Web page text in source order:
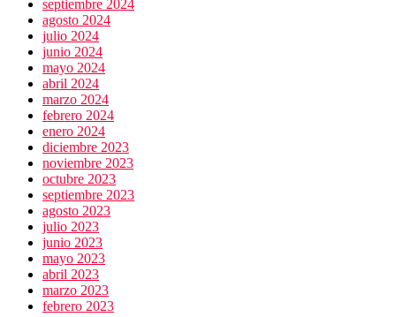
septiembre 2024
agosto 2024
julio 2024
junio 2024
mayo 2024
abril 2024
marzo 2024
febrero 2024
enero 2024
diciembre 2023
noviembre 2023
octubre 2023
septiembre 2023
agosto 2023
julio 2023
junio 2023
mayo 2023
abril 2023
marzo 2023
febrero 2023